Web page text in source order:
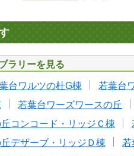
ラリーを見る
台ワルツの杜G棟 若葉台
若葉台ワーズワースの丘
コンコード・リッジＣ棟
デザーブ・リッジＤ棟
若